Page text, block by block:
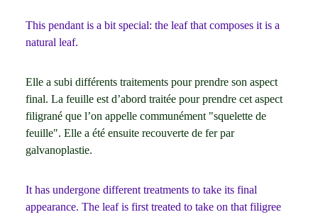
This pendant is a bit special: the leaf that composes it is a
natural leaf.
Elle a subi différents traitements pour prendre son aspect
final. La feuille est d’abord traitée pour prendre cet aspect
filigrané que l’on appelle communément "squelette de
feuille". Elle a été ensuite recouverte de fer par
galvanoplastie.
It has undergone different treatments to take its final
appearance. The leaf is first treated to take on that filigree